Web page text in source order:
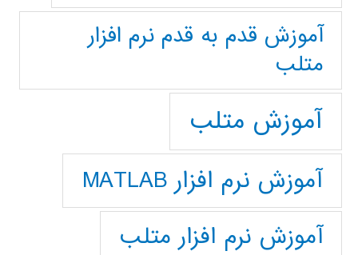
آموزش قدم به قدم نرم افزار
متلب
آموزش متلب
آموزش نرم افزار MATLAB
آموزش نرم افزار متلب